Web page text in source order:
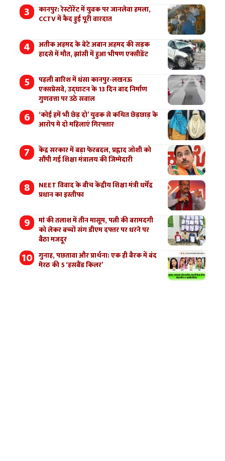
कानपुर: रेस्टोरेंट में युवक पर जानलेवा हमला,
CCTV में कैद हुई पूरी वारदात
अतीक अहमद के बेटे अबान अहमद की सड़क
हादसे में मौत, झांसी में हुआ भीषण एक्सीडेंट
पहली बारिश में धंसा कानपुर-लखनऊ
एक्सप्रेसवे, उद्घाटन के 13 दिन बाद निर्माण
गुणवत्ता पर उठे सवाल
‘कोई हमें भी छेड़ दो’ युवक से कथित छेड़छाड़ के
आरोप मे दो महिलाएं गिरफ्तार
केंद्र सरकार में बड़ा फेरबदल, प्रह्लाद जोशी को
सौंपी गई शिक्षा मंत्रालय की जिम्मेदारी
NEET विवाद के बीच केंद्रीय शिक्षा मंत्री धर्मेंद्र
प्रधान का इस्तीफा
मां की तलाश में तीन मासूम, पत्नी की बरामदगी
को लेकर बच्चों संग डीएम दफ्तर पर धरने पर
बैठा मजदूर
गुनाह, पछतावा और प्रार्थना: एक ही बैरक में बंद
मेरठ की 5 ‘हसबैंड किलर’